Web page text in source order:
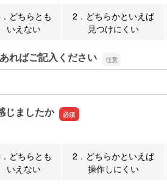
どちらとも
いえない
2．どちらかといえば
見つけにくい
ればご記入ください
ばご記入ください
じましたか
どちらとも
いえない
2．どちらかといえば
操作しにくい